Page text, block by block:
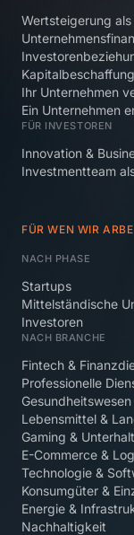
Wertsteigerung
Kapitalbeschaffung
Ihr Unternehmen
Ein Unternehmen
FÜR INVESTOREN
Innovation &
Investmentteam
FÜR WEN WIR
NACH PHASE
Startups
Mittelständische
Investoren
NACH BRANCHE
Fintech &
Professionelle
Gesundheitswesen
Lebensmittel &
Gaming &
E-Commerce &
Technologie &
Konsumgüter &
Energie &
Nachhaltigkeit